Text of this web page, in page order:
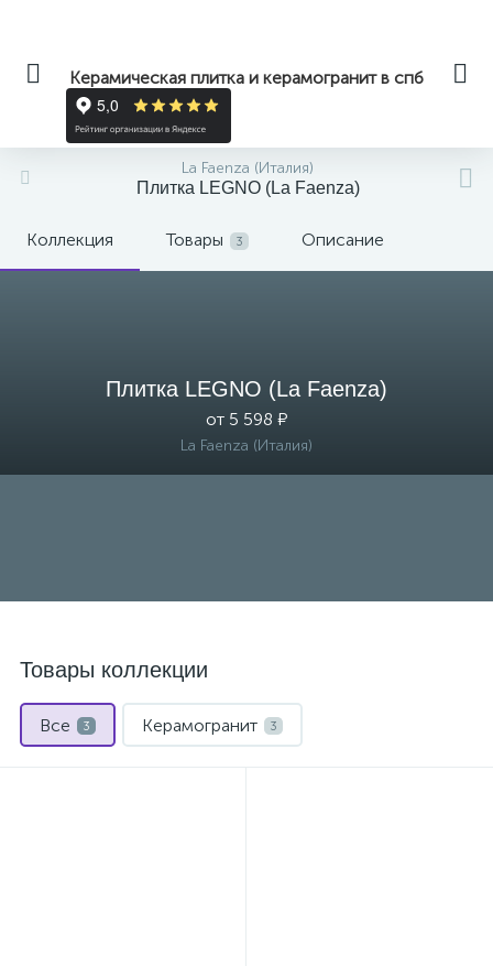
Керамическая плитка и керамогранит в спб
La Faenza (Италия)
Плитка LEGNO (La Faenza)
Коллекция Товары 3 Описание
Плитка LEGNO (La Faenza)
от 5 598 ₽
La Faenza (Италия)
Товары коллекции
Все 3 Керамогранит 3